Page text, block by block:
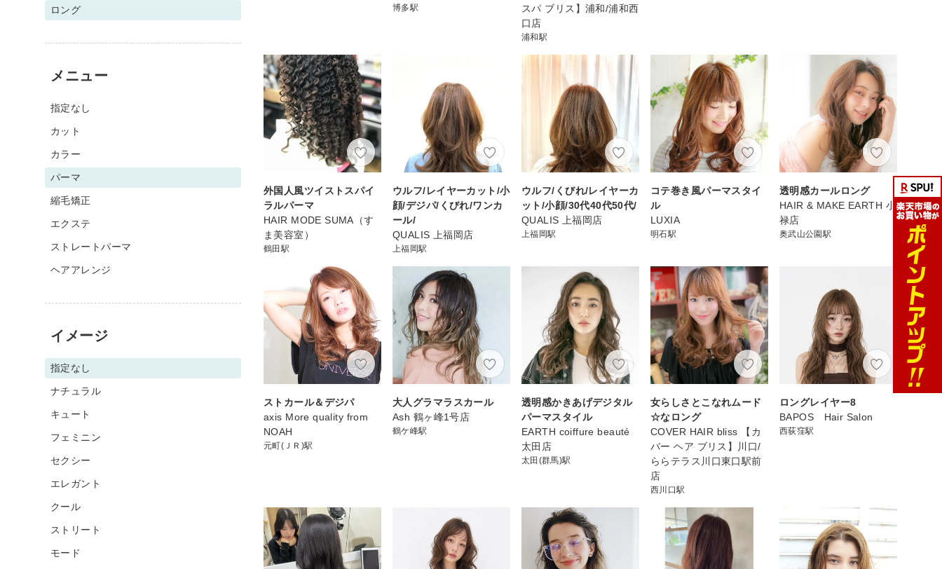
博多駅
スパ ブリス】浦和/浦和西
口店
浦和駅
外国人風ツイストスパイ
ラルパーマ
HAIR MODE SUMA（す
ま美容室）
鶴田駅
ウルフ/レイヤーカット/小
顔/デジパ/くびれ/ワンカ
ール/
QUALIS 上福岡店
上福岡駅
ウルフ/くびれ/レイヤーカ
ット/小顔/30代40代50代/
QUALIS 上福岡店
上福岡駅
コテ巻き風パーマスタイ
ル
LUXIA
明石駅
透明感カールロング
HAIR & MAKE EARTH 小
禄店
奥武山公園駅
ストカール＆デジパ
axis More quality from
NOAH
元町(ＪＲ)駅
大人グラマラスカール
Ash 鶴ヶ峰1号店
鶴ケ峰駅
透明感かきあげデジタル
パーマスタイル
EARTH coiffure beauté
太田店
太田(群馬)駅
女らしさとこなれムード
☆なロング
COVER HAIR bliss 【カ
バー ヘア ブリス】川口/
ららテラス川口東口駅前
店
西川口駅
ロングレイヤー8
BAPOS Hair Salon
西荻窪駅
ロング
メニュー
指定なし
カット
カラー
パーマ
縮毛矯正
エクステ
ストレートパーマ
ヘアアレンジ
イメージ
指定なし
ナチュラル
キュート
フェミニン
セクシー
エレガント
クール
ストリート
モード